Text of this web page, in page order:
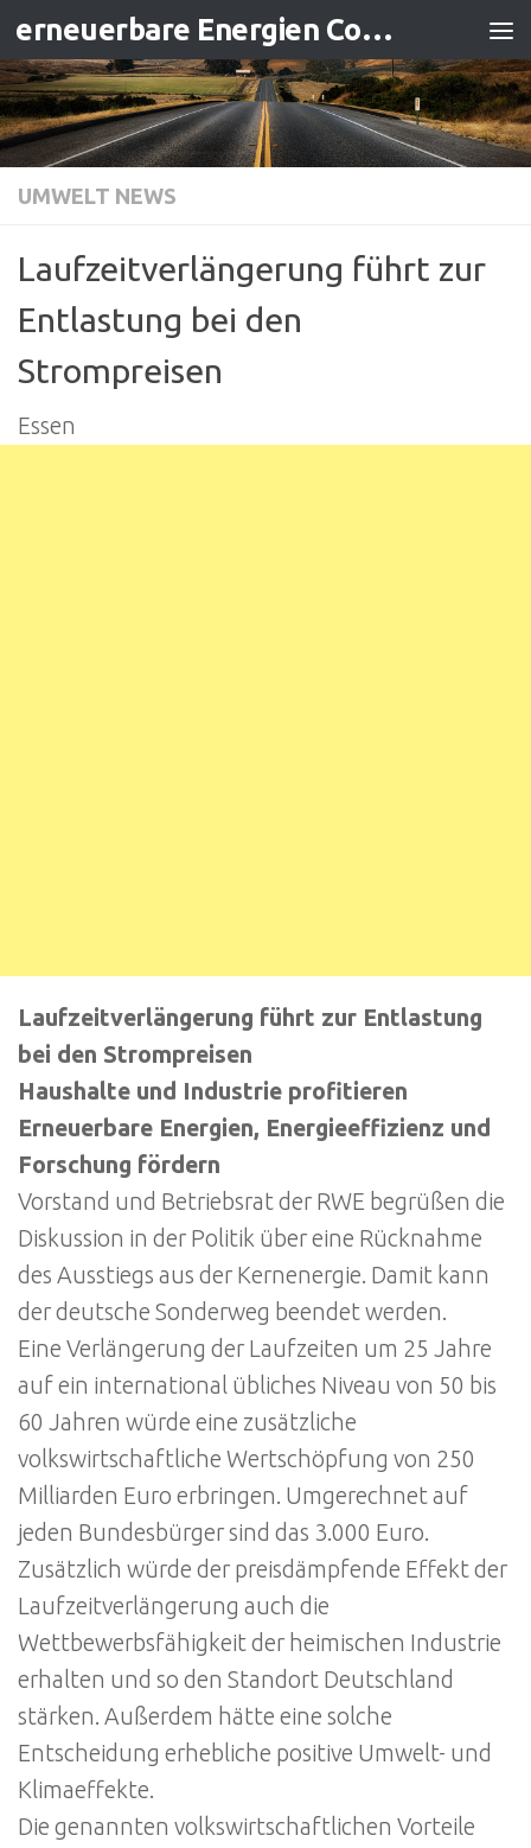
Zum Inhalt springen erneuerbare Energien Contracting
UMWELT NEWS
Laufzeitverlängerung führt zur
Entlastung bei den
Strompreisen
Essen
Laufzeitverlängerung führt zur Entlastung
bei den Strompreisen
Haushalte und Industrie profitieren
Erneuerbare Energien, Energieeffizienz und
Forschung fördern
Vorstand und Betriebsrat der RWE begrüßen die
Diskussion in der Politik über eine Rücknahme
des Ausstiegs aus der Kernenergie. Damit kann
der deutsche Sonderweg beendet werden.
Eine Verlängerung der Laufzeiten um 25 Jahre
auf ein international übliches Niveau von 50 bis
60 Jahren würde eine zusätzliche
volkswirtschaftliche Wertschöpfung von 250
Milliarden Euro erbringen. Umgerechnet auf
jeden Bundesbürger sind das 3.000 Euro.
Zusätzlich würde der preisdämpfende Effekt der
Laufzeitverlängerung auch die
Wettbewerbsfähigkeit der heimischen Industrie
erhalten und so den Standort Deutschland
stärken. Außerdem hätte eine solche
Entscheidung erhebliche positive Umwelt- und
Klimaeffekte.
Die genannten volkswirtschaftlichen Vorteile